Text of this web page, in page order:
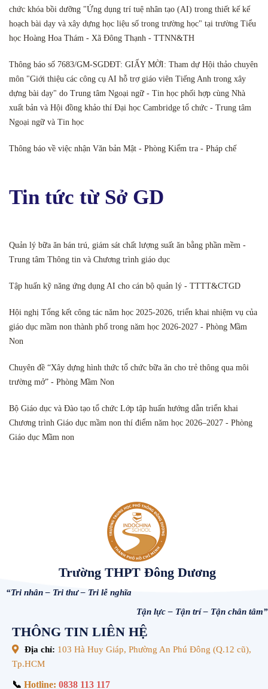
chức khóa bồi dưỡng "Ứng dụng trí tuệ nhân tạo (AI) trong thiết kế kế
hoạch bài dạy và xây dựng học liệu số trong trường học" tại trường Tiểu
học Hoàng Hoa Thám - Xã Đông Thạnh - TTNN&TH
Thông báo số 7683/GM-SGDĐT: GIẤY MỜI: Tham dự Hội thảo chuyên
môn "Giới thiệu các công cụ AI hỗ trợ giáo viên Tiếng Anh trong xây
dựng bài dạy" do Trung tâm Ngoại ngữ - Tin học phối hợp cùng Nhà
xuất bản và Hội đồng khảo thí Đại học Cambridge tổ chức - Trung tâm
Ngoại ngữ và Tin học
Thông báo về việc nhận Văn bản Mật - Phòng Kiểm tra - Pháp chế
Tin tức từ Sở GD
Quản lý bữa ăn bán trú, giám sát chất lượng suất ăn bằng phần mềm -
Trung tâm Thông tin và Chương trình giáo dục
Tập huấn kỹ năng ứng dụng AI cho cán bộ quản lý - TTTT&CTGD
Hội nghị Tổng kết công tác năm học 2025-2026, triển khai nhiệm vụ của
giáo dục mầm non thành phố trong năm học 2026-2027 - Phòng Mầm
Non
Chuyên đề “Xây dựng hình thức tổ chức bữa ăn cho trẻ thông qua môi
trường mở” - Phòng Mầm Non
Bộ Giáo dục và Đào tạo tổ chức Lớp tập huấn hướng dẫn triển khai
Chương trình Giáo dục mầm non thí điểm năm học 2026–2027 - Phòng
Giáo dục Mầm non
Trường THPT Đông Dương
“Tri nhân – Tri thư – Tri lễ nghĩa
Tận lực – Tận trí – Tận chân tâm”
THÔNG TIN LIÊN HỆ
Địa chỉ: 103 Hà Huy Giáp, Phường An Phú Đông (Q.12 cũ),
Tp.HCM
📞 Hotline: 0838 113 117